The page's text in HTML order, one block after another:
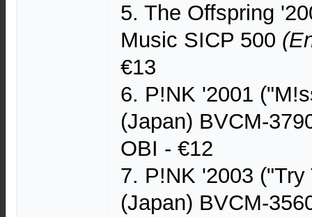
5. The Offspring
Music SICP 500
€13
6. P!NK '2001
(Japan) BVCM-
OBI - €12
7. P!NK '2003
(Japan) BVCM-